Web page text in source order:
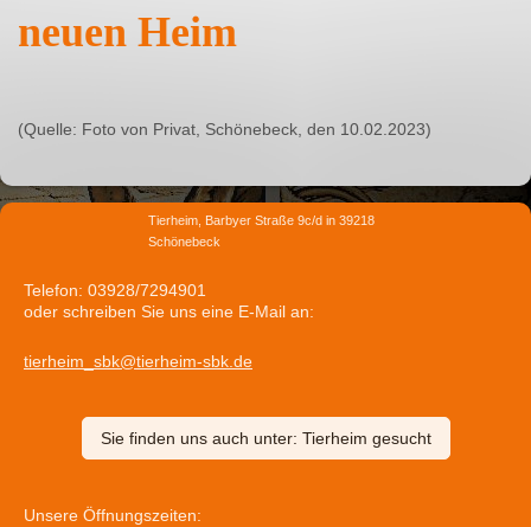
neuen Heim
(Quelle: Foto von Privat, Schönebeck, den 10.02.2023)
Tierheim, Barbyer Straße 9c/d in 39218
Schönebeck
Telefon: 03928/7294901
oder schreiben Sie uns eine E-Mail an:
tierheim_sbk@tierheim-sbk.de
Sie finden uns auch unter: Tierheim gesucht
Unsere Öffnungszeiten: